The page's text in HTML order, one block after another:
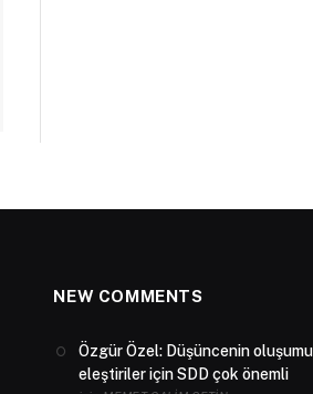
NEW COMMENTS
Özgür Özel: Düşüncenin
eleştiriler için SDD çok önemli